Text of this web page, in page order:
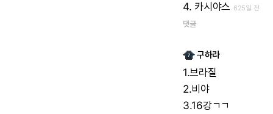
4. 카시야스 625일 전
댓글
구하라
1.브라질
2.비야
3.16강ㄱㄱ